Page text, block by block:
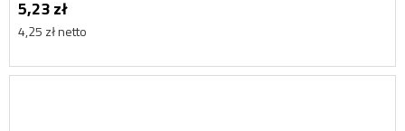
5,23 zł
4,25 zł netto